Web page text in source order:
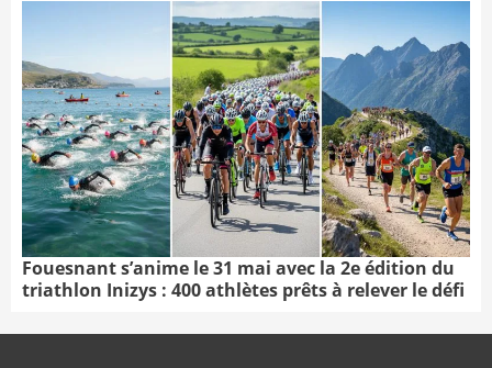
Fouesnant s’anime le 31 mai avec la 2e édition du
triathlon Inizys : 400 athlètes prêts à relever le défi